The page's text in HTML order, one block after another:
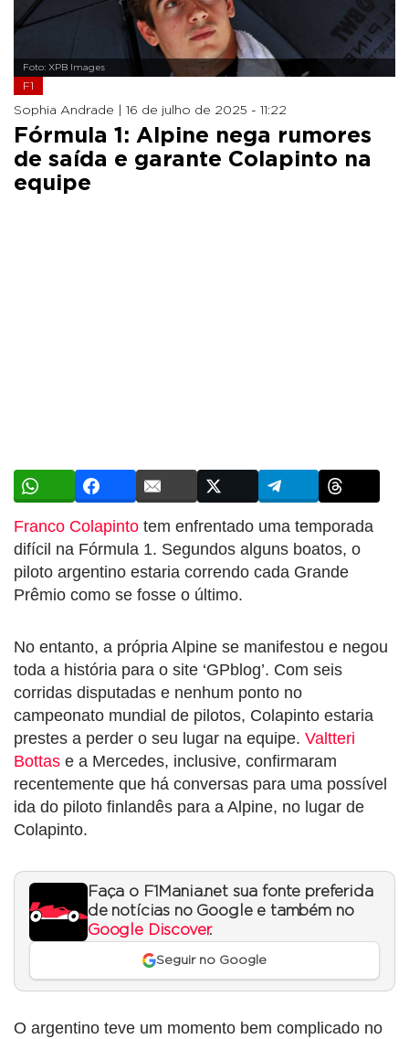
Foto: XPB Images
F1
Sophia Andrade | 16 de julho de 2025 - 11:22
Fórmula 1: Alpine nega rumores
de saída e garante Colapinto na
equipe
Franco Colapinto tem enfrentado uma temporada
difícil na Fórmula 1. Segundos alguns boatos, o
piloto argentino estaria correndo cada Grande
Prêmio como se fosse o último.
No entanto, a própria Alpine se manifestou e negou
toda a história para o site ‘GPblog’. Com seis
corridas disputadas e nenhum ponto no
campeonato mundial de pilotos, Colapinto estaria
prestes a perder o seu lugar na equipe. Valtteri
Bottas e a Mercedes, inclusive, confirmaram
recentemente que há conversas para uma possível
ida do piloto finlandês para a Alpine, no lugar de
Colapinto.
Faça o F1Mania.net sua fonte preferida
de notícias no Google e também no
Google Discover.
Seguir no Google
O argentino teve um momento bem complicado no